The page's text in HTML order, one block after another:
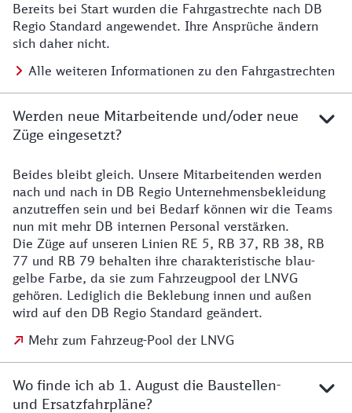
Details zu Fahrgastrechten
Bereits bei Start wurden die Fahrgastrechte nach DB
Regio Standard angewendet. Ihre Ansprüche ändern
sich daher nicht.
Alle weiteren Informationen zu den Fahrgastrechten
Werden neue Mitarbeitende und/oder neue
Züge eingesetzt?
Details zu den Mitarbeitenden
Beides bleibt gleich. Unsere Mitarbeitenden werden
nach und nach in DB Regio Unternehmensbekleidung
anzutreffen sein und bei Bedarf können wir die Teams
nun mit mehr DB internen Personal verstärken.
Die Züge auf unseren Linien RE 5, RB 37, RB 38, RB
77 und RB 79 behalten ihre charakteristische blau-
gelbe Farbe, da sie zum Fahrzeugpool der LNVG
gehören. Lediglich die Beklebung innen und außen
wird auf den DB Regio Standard geändert.
Mehr zum Fahrzeug-Pool der LNVG
Wo finde ich ab 1. August die Baustellen-
und Ersatzfahrpläne?